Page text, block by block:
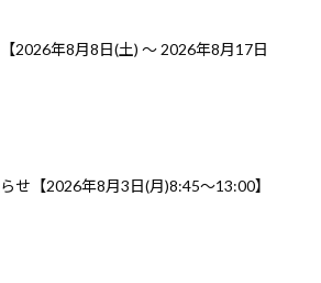
2026年8月8日(土) ～ 2026年8月17日
せ【2026年8月3日(月)8:45～13:00】